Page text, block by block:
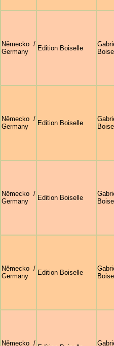
Německo /
Germany
Edition Boiselle
Německo /
Germany
Edition Boiselle
Německo /
Germany
Edition Boiselle
Německo /
Germany
Edition Boiselle
Německo /